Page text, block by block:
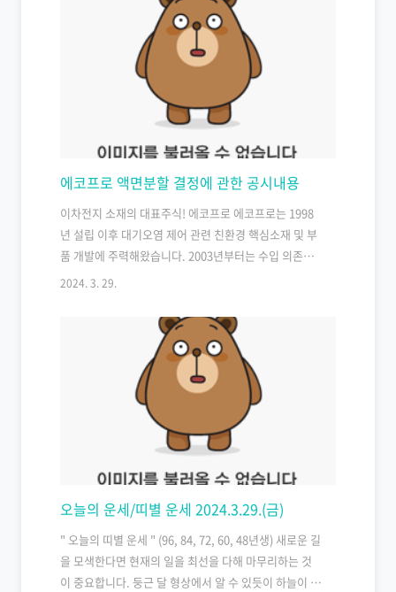
your side. Losses are few, and gains are plentiful.
Taking action creates a group that helps you.
The more steps you take here and there, the
more opportunities seem to arise. If you’re
에코프로 액면분할 결정에 관한 공시내용
이차전지 소재의 대표주식! 에코프로 에코프로는 1998
년 설립 이후 대기오염 제어 관련 친환경 핵심소재 및 부
품 개발에 주력해왔습니다. 2003년부터는 수입 의존도
가 높았던 이차전지 핵심 소재들의 국산화에 성공하여
은 에코프로 홈페이지 올라온 액면분할에 관한 안내문입
니다. 위 내용을 좀 더 이해하기 쉽게 풀어서 정리해 보았
습니다. 전자공시시스템 다트에 올라온 주식분할결정 공
시내용입니다. 정정사항 안내: 에코프로에서는 최근 주
식분할에 관한 결정을 내렸습니다. 이에 따라 기존에 공
지된 일정에 일부 변경사항이 있어서 이를 공지합니다.
주식분할 일정 변경: 주식분할이 예정되어 있던 매매거
당겨져 4월 9일..
2024. 3. 29.
오늘의 운세/띠별 운세 2024.3.29.(금)
" 오늘의 띠별 운세 " (96, 84, 72, 60, 48년생) 새로운 길
을 모색한다면 현재의 일을 최선을 다해 마무리하는 것
이 중요합니다. 둥근 달 형상에서 알 수 있듯이 하늘이 도